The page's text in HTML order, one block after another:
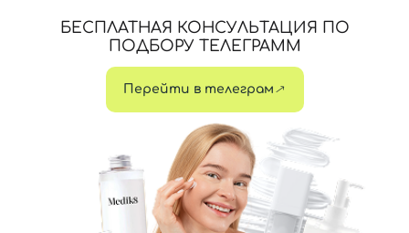
БЕСПЛАТНАЯ КОНСУЛЬТАЦИЯ ПО
ПОДБОРУ ТЕЛЕГРАММ
Перейти в телеграм